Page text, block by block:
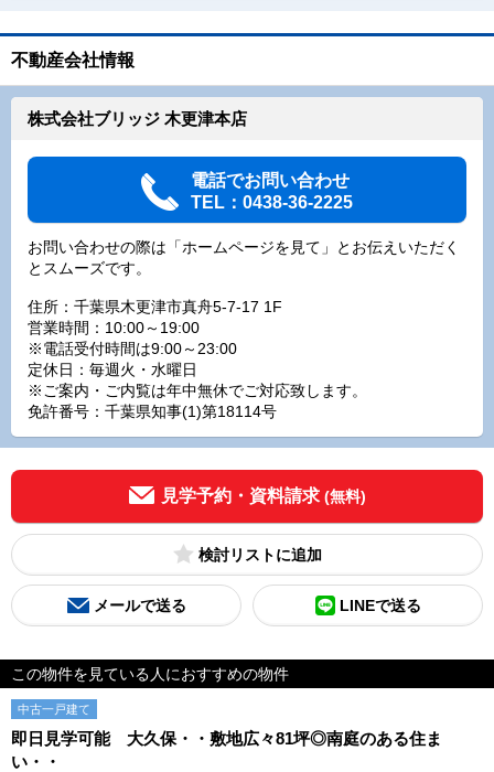
不動産会社情報
株式会社ブリッジ 木更津本店
電話でお問い合わせ
TEL：0438-36-2225
お問い合わせの際は「ホームページを見て」とお伝えいただく
とスムーズです。
住所：千葉県木更津市真舟5-7-17 1F
営業時間：10:00～19:00
※電話受付時間は9:00～23:00
定休日：毎週火・水曜日
※ご案内・ご内覧は年中無休でご対応致します。
免許番号：千葉県知事(1)第18114号
見学予約・資料請求 (無料)
検討リスト
メールで送る LINEで送る
この物件を見ている人におすすめの物件
中古一戸建て
即日見学可能 大久保・・敷地広々81坪◎南庭のある住ま
い・・